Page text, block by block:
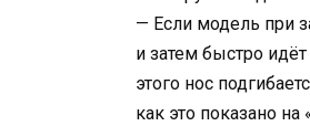
— Если модель при
и затем быстро
этого нос
как это показано на